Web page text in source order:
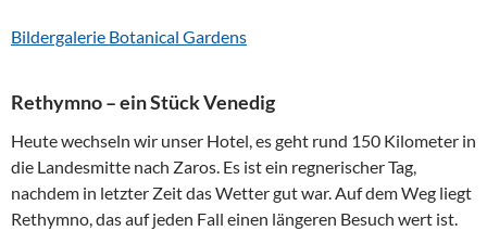
Bildergalerie Botanical Gardens
Rethymno – ein Stück Venedig
Heute wechseln wir unser Hotel, es geht rund 150 Kilometer in
die Landesmitte nach Zaros. Es ist ein regnerischer Tag,
nachdem in letzter Zeit das Wetter gut war. Auf dem Weg liegt
Rethymno, das auf jeden Fall einen längeren Besuch wert ist.